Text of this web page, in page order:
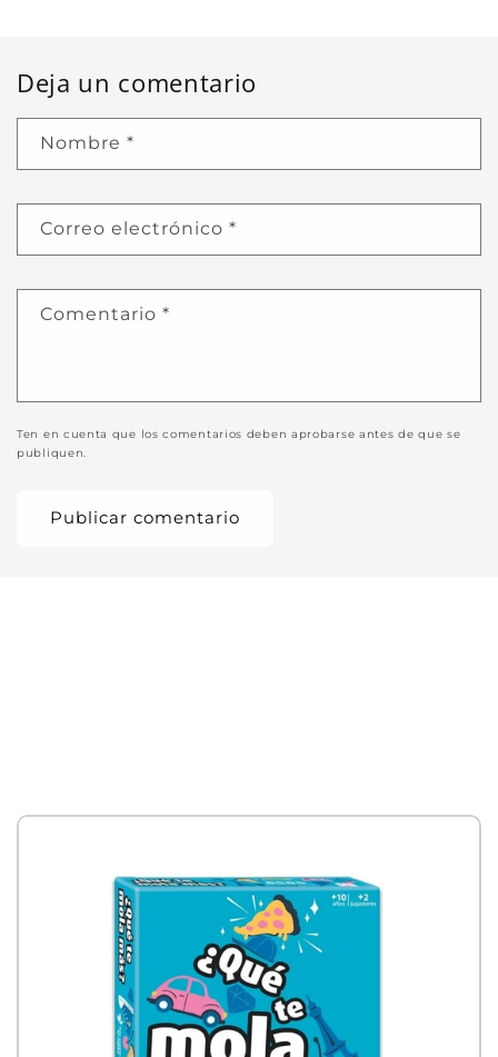
Deja un comentario
Nombre *
Correo electrónico *
Comentario *
Ten en cuenta que los comentarios deben aprobarse antes de que se
publiquen.